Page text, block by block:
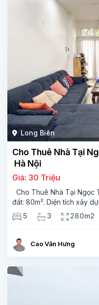
Long Biên
Cho Thuê Nhà Tại Ngọc Thụy
Hà Nội
Giá: 30 Triệu
Cho Thuê Nhà Tại Ngọc
đất: 80m². Diện tích xây
phòng tắm Tầng 1 phong
Tầng 2 có 2 phòng ngủ, 1
5 3 280m2
Cao Văn Hưng